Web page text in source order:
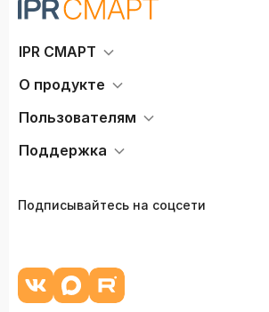
IPR СМАРТ
О продукте
Пользователям
Поддержка
Подписывайтесь на соцсети